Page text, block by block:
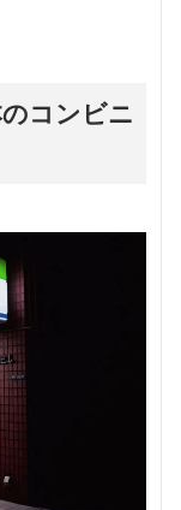
コンビニ